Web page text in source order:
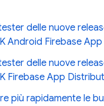
delle nuove
Android Firebase
delle nuove
Firebase App
più rapidamente le